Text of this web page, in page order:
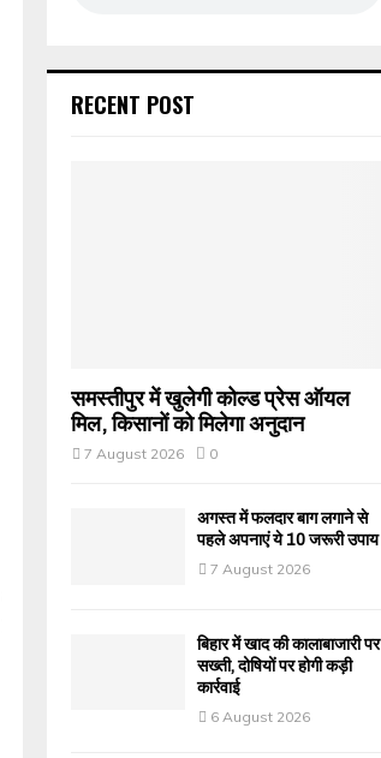
RECENT POST
समस्तीपुर में खुलेगी कोल्ड प्रेस ऑयल
मिल, किसानों को मिलेगा अनुदान
7 August 2026 0
अगस्त में फलदार बाग लगाने से
पहले अपनाएं ये 10 जरूरी उपाय
7 August 2026
बिहार में खाद की कालाबाजारी पर
सख्ती, दोषियों पर होगी कड़ी
कार्रवाई
6 August 2026